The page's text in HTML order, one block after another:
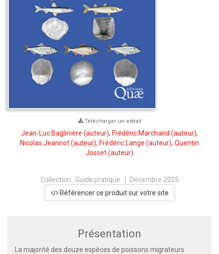
Télécharger un extrait
Jean-Luc Baglinière (auteur), Frédéric Marchand (auteur),
Nicolas Jeannot(auteur), Frédéric Lange (auteur), Quentin
Josset(auteur)
Collection : Guide pratique
Décembre 2025
Référencer ce produit sur votre site
Présentation
La majorité des douze espèces de poissons migrateurs